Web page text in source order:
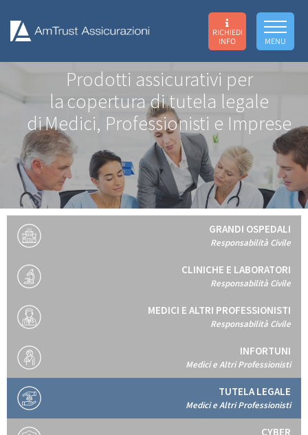
RICHIEDI
INFO
MENU
Prodotti assicurativi per
lacopertura di tutela legale
diMedici, Professionisti e Imprese
GRANDI OSPEDALI
Responsabilità Civile
CLINICHE E LABORATORI
Responsabilità Civile
MEDICI E ALTRI PROFESSIONISTI
Responsabilità Civile
INFORTUNI
Medici e Altri Professionisti
TUTELA LEGALE
Medici e Altri Professionisti
CYBER